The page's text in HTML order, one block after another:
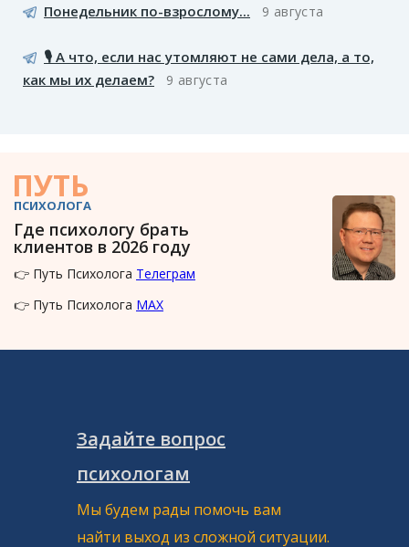
Понедельник по-взрослому... 9 августа
🎙️ А что, если нас утомляют не сами дела, а то,
как мы их делаем?
9 августа
ПУТЬ
ПСИХОЛОГА
Где психологу брать
клиентов в 2026 году
👉 Путь Психолога Телеграм
👉 Путь Психолога MAX
Задайте вопрос
психологам
Мы будем рады помочь вам
найти выход из сложной ситуации.